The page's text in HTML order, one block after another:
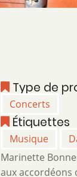
Type de
Concerts
Étiquettes
Musique
Marinette
aux accordéons